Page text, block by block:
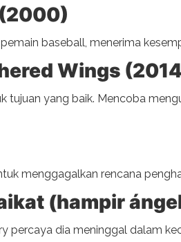
baseball, menerima
Wings
tujuan yang baik. Mencoba
menggagalkan rencana
(hampir
percaya dia meninggal dalam